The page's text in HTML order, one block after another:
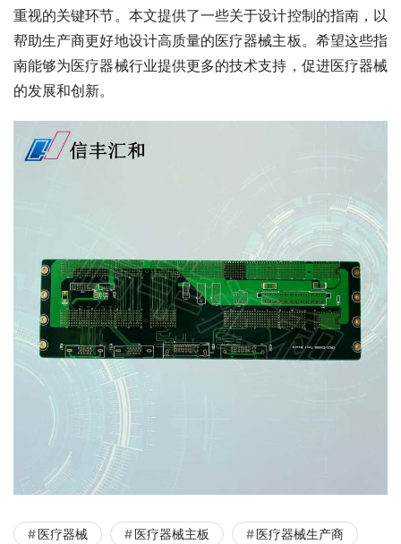
重视的关键环节。本文提供了一些关于设计控制的指南，以
帮助生产商更好地设计高质量的医疗器械主板。希望这些指
南能够为医疗器械行业提供更多的技术支持，促进医疗器械
的发展和创新。
医疗器械 医疗器械主板
医疗器械生产商